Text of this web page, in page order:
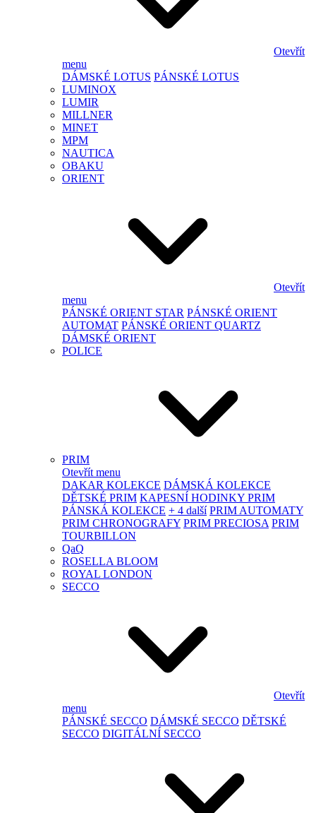
Otevřít
menu
DÁMSKÉ LOTUS PÁNSKÉ LOTUS
LUMINOX
LUMIR
MILLNER
MINET
MPM
NAUTICA
OBAKU
ORIENT
Otevřít
menu
PÁNSKÉ ORIENT STAR PÁNSKÉ ORIENT
AUTOMAT PÁNSKÉ ORIENT QUARTZ
DÁMSKÉ ORIENT
POLICE
PRIM
Otevřít menu
DAKAR KOLEKCE DÁMSKÁ KOLEKCE
DĚTSKÉ PRIM KAPESNÍ HODINKY PRIM
PÁNSKÁ KOLEKCE + 4 další PRIM AUTOMATY
PRIM CHRONOGRAFY PRIM PRECIOSA PRIM
TOURBILLON
QaQ
ROSELLA BLOOM
ROYAL LONDON
SECCO
Otevřít
menu
PÁNSKÉ SECCO DÁMSKÉ SECCO DĚTSKÉ
SECCO DIGITÁLNÍ SECCO